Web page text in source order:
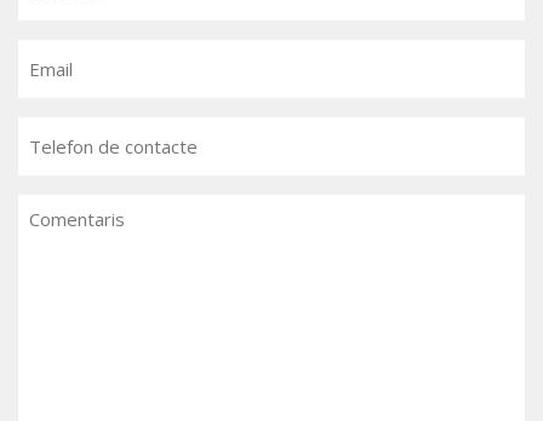
Comentaris